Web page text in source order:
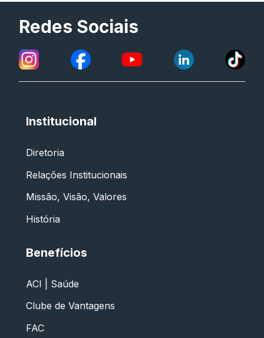
Redes Sociais
Institucional
Diretoria
Relações Institucionais
Missão, Visão, Valores
História
Benefícios
ACI | Saúde
Clube de Vantagens
FAC